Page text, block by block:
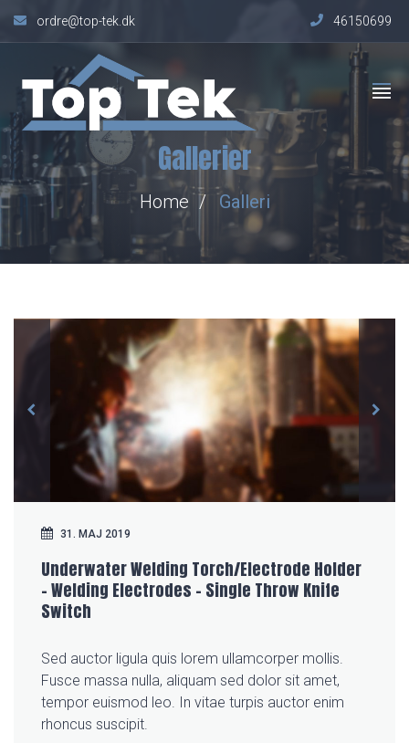
ordre@top-tek.dk 46150699
Gallerier
Home Galleri
31. MAJ 2019
Underwater Welding Torch/Electrode Holder
– Welding Electrodes – Single Throw Knife
Switch
Sed auctor ligula quis lorem ullamcorper mollis.
Fusce massa nulla, aliquam sed dolor sit amet,
tempor euismod leo. In vitae turpis auctor enim
rhoncus suscipit.